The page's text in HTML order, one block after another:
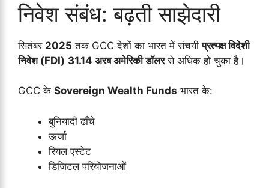
निवेश संबंध: बढ़ती साझेदारी
सितंबर 2025 तक GCC देशों का भारत में संचयीप्रत्यक्ष विदेशी
निवेश (FDI) 31.14 अरब अमेरिकी डॉलरसे अधिक हो चुका है।
GCC के Sovereign Wealth Funds भारत के:
बुनियादी ढाँचे
ऊर्जा
रियल एस्टेट
डिजिटल परियोजनाओं